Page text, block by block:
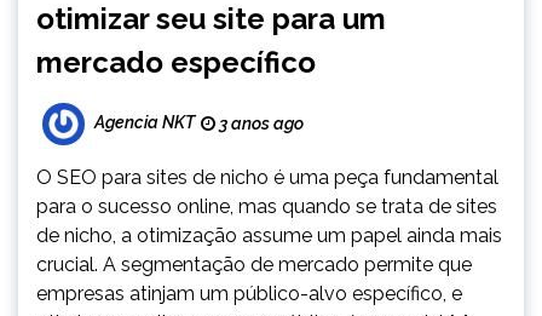
otimizar seu site para um
mercado específico
Agencia NKT 3 anos ago
O SEO para sites de nicho é uma peça fundamental
para o sucesso online, mas quando se trata de sites
de nicho, a otimização assume um papel ainda mais
crucial. A segmentação de mercado permite que
empresas atinjam um público-alvo específico, e